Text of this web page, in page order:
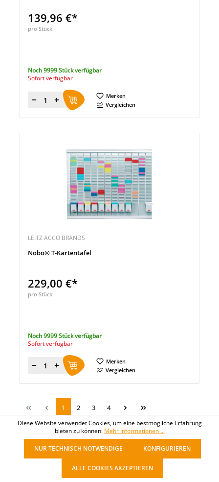
139,96 €*
pro Stück
Noch 9999 Stück verfügbar
Sofort verfügbar
Menge
Merken
Vergleichen
LEITZ ACCO BRANDS
Nobo® T-Kartentafel
229,00 €*
pro Stück
Noch 9999 Stück verfügbar
Sofort verfügbar
Menge
Merken
Vergleichen
1 2 3 4
Diese Website verwendet Cookies, um eine bestmögliche Erfahrung
bieten zu können. Mehr Informationen ...
NUR TECHNISCH NOTWENDIGE KONFIGURIEREN
ALLE COOKIES AKZEPTIEREN